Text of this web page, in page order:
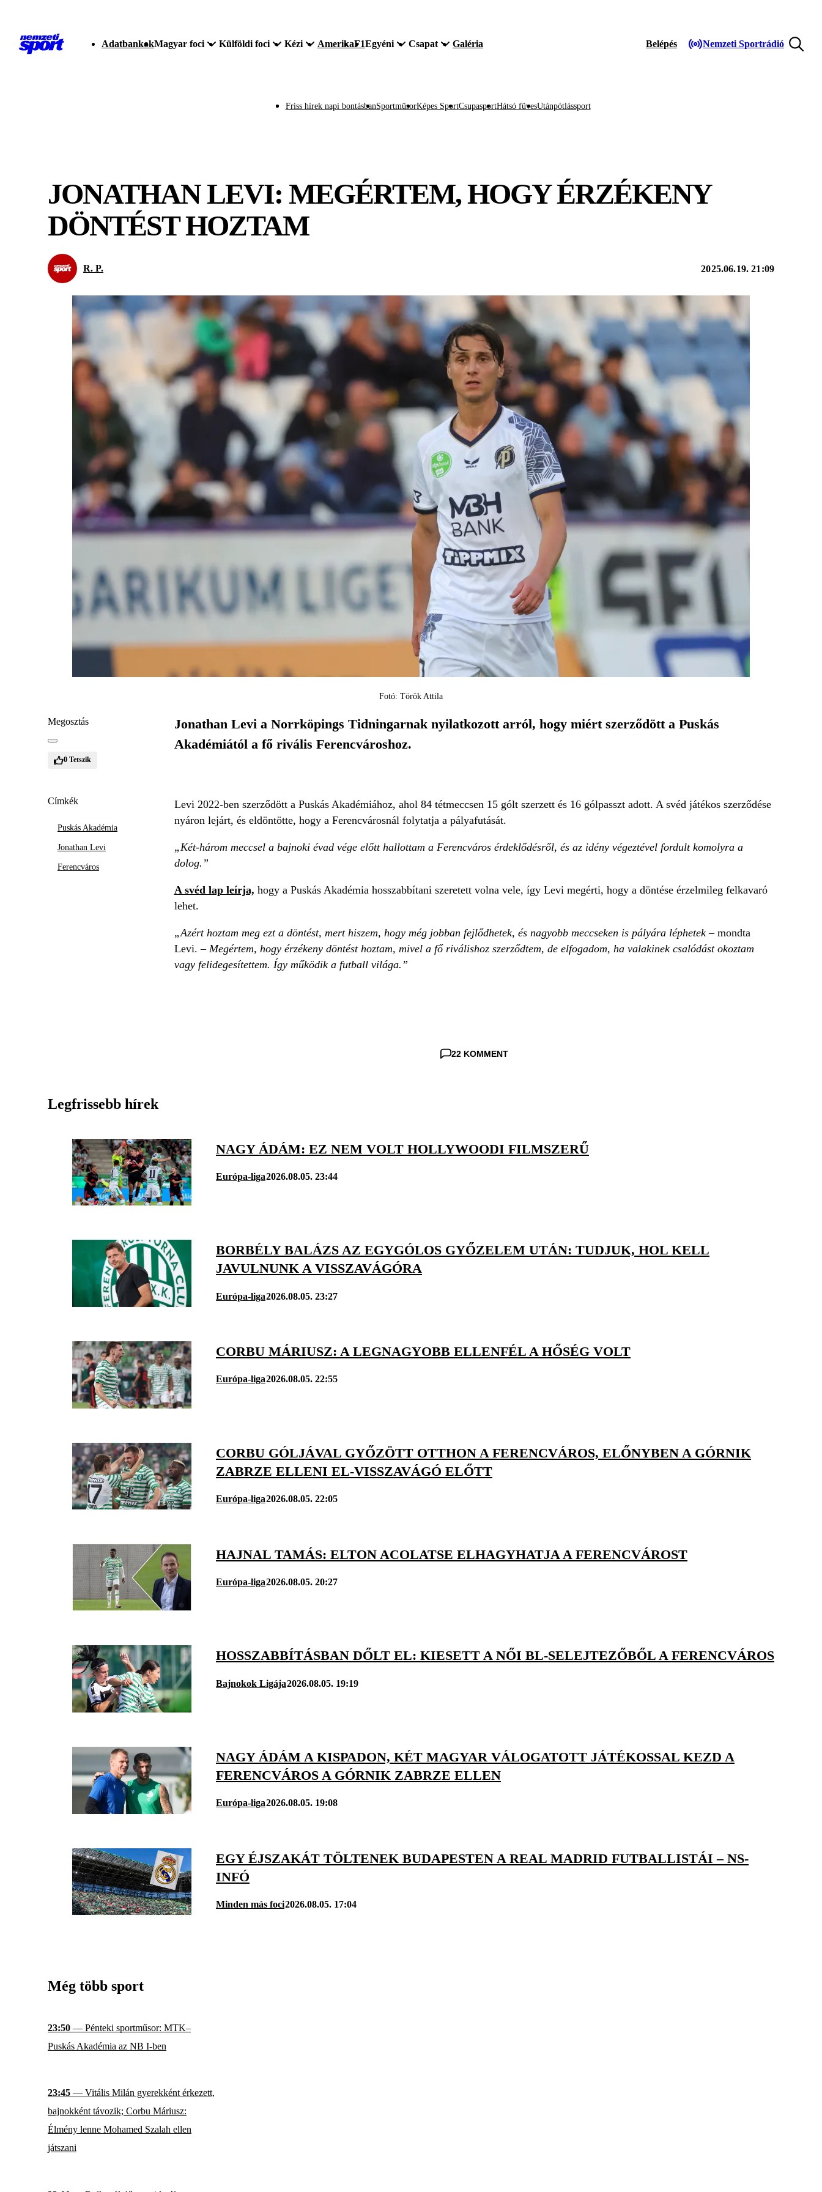
AdatbankokMagyar foci Külföldi foci Kézi AmerikaF1Egyéni Csapat Galéria Belépés Nemzeti Sportrádió
Friss hírek napi bontásbanSportműsorKépes SportCsupasportHátsó füvesUtánpótlássport
JONATHAN LEVI: MEGÉRTEM, HOGY ÉRZÉKENY
DÖNTÉST HOZTAM
R. P. 2025.06.19. 21:09
Fotó: Török Attila
Megosztás
0 Tetszik
Címkék
Puskás Akadémia
Jonathan Levi
Ferencváros
Jonathan Levi a Norrköpings Tidningarnak nyilatkozott arról, hogy miért szerződött a Puskás
Akadémiától a fő rivális Ferencvároshoz.
Levi 2022-ben szerződött a Puskás Akadémiához, ahol 84 tétmeccsen 15 gólt szerzett és 16 gólpasszt adott. A svéd játékos szerződése
nyáron lejárt, és eldöntötte, hogy a Ferencvárosnál folytatja a pályafutását.
„Két-három meccsel a bajnoki évad vége előtt hallottam a Ferencváros érdeklődésről, és az idény végeztével fordult komolyra a
dolog.”
A svéd lap leírja, hogy a Puskás Akadémia hosszabbítani szeretett volna vele, így Levi megérti, hogy a döntése érzelmileg felkavaró
lehet.
„Azért hoztam meg ezt a döntést, mert hiszem, hogy még jobban fejlődhetek, és nagyobb meccseken is pályára léphetek– mondta
Levi.– Megértem, hogy érzékeny döntést hoztam, mivel a fő riválishoz szerződtem, de elfogadom, ha valakinek csalódást okoztam
vagy felidegesítettem. Így működik a futball világa.”
22 KOMMENT
Legfrissebb hírek
NAGY ÁDÁM: EZ NEM VOLT HOLLYWOODI FILMSZERŰ
Európa-liga2026.08.05. 23:44
BORBÉLY BALÁZS AZ EGYGÓLOS GYŐZELEM UTÁN: TUDJUK, HOL KELL
JAVULNUNK A VISSZAVÁGÓRA
Európa-liga2026.08.05. 23:27
CORBU MÁRIUSZ: A LEGNAGYOBB ELLENFÉL A HŐSÉG VOLT
Európa-liga2026.08.05. 22:55
CORBU GÓLJÁVAL GYŐZÖTT OTTHON A FERENCVÁROS, ELŐNYBEN A GÓRNIK
ZABRZE ELLENI EL-VISSZAVÁGÓ ELŐTT
Európa-liga2026.08.05. 22:05
HAJNAL TAMÁS: ELTON ACOLATSE ELHAGYHATJA A FERENCVÁROST
Európa-liga2026.08.05. 20:27
HOSSZABBÍTÁSBAN DŐLT EL: KIESETT A NŐI BL-SELEJTEZŐBŐL A FERENCVÁROS
Bajnokok Ligája2026.08.05. 19:19
NAGY ÁDÁM A KISPADON, KÉT MAGYAR VÁLOGATOTT JÁTÉKOSSAL KEZD A
FERENCVÁROS A GÓRNIK ZABRZE ELLEN
Európa-liga2026.08.05. 19:08
EGY ÉJSZAKÁT TÖLTENEK BUDAPESTEN A REAL MADRID FUTBALLISTÁI – NS-
INFÓ
Minden más foci2026.08.05. 17:04
Még több sport
23:50 — Pénteki sportműsor: MTK–
Puskás Akadémia az NB I-ben
23:45 — Vitális Milán gyerekként érkezett,
bajnokként távozik; Corbu Máriusz:
Élmény lenne Mohamed Szalah ellen
játszani